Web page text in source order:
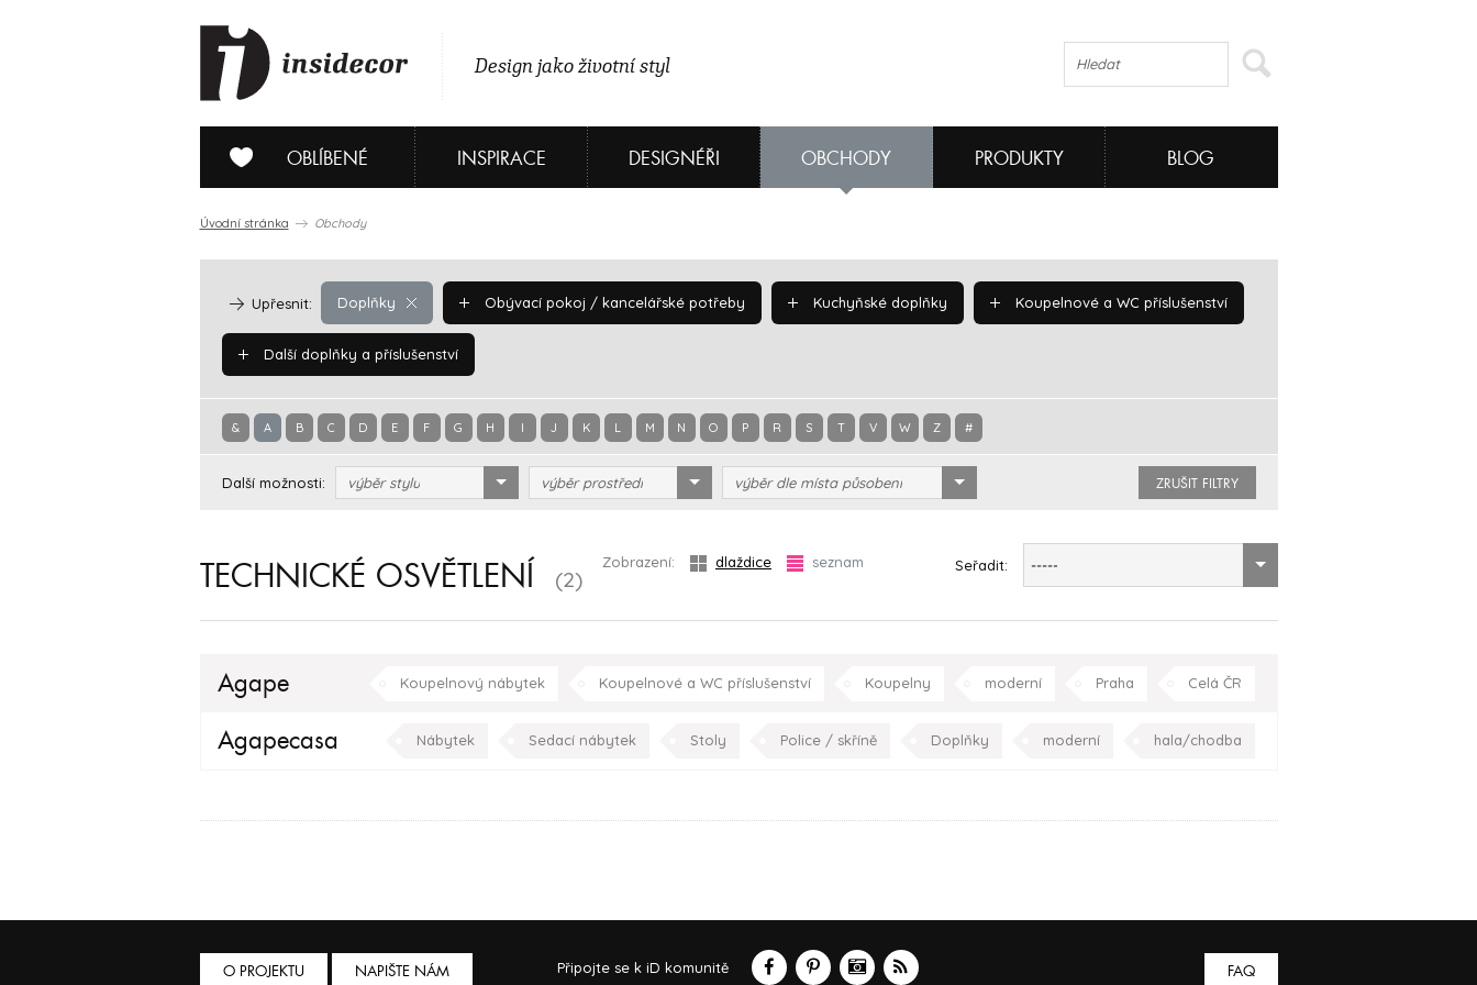
Design jako životní styl
OBLÍBENÉ INSPIRACE DESIGNÉŘI OBCHODY PRODUKTY BLOG
Úvodní stránka Obchody
Doplňky
Upřesnit: Obývací pokoj / kancelářské potřeby Kuchyňské doplňky Koupelnové a WC příslušenství
Další doplňky a příslušenství
& A B C D E F G H I J K L M N O P R S T V W Z #
Další možnosti: výběr stylu výběr prostředí výběr dle místa působení ZRUŠIT FILTRY
TECHNICKÉ OSVĚTLENÍ (2)
Zobrazení: dlaždice seznam Seřadit: -----
Agape Koupelnový nábytek Koupelnové a WC příslušenství Koupelny moderní Praha Celá ČR
Agapecasa Nábytek Sedací nábytek Stoly Police / skříně Doplňky moderní hala/chodba
O PROJEKTU NAPIŠTE NÁM Připojte se k iD komunitě FAQ